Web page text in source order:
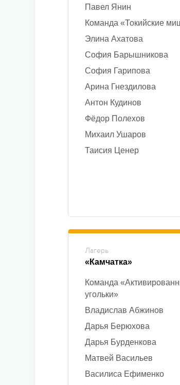
Павел Янин
Команда «Токийские
Элина Ахатова
София Барышникова
София Гарипова
Арина Гнездилова
Антон Кудинов
Фёдор Полехов
Михаил Ушаров
Таисия Ценер
Лагерь
«Камчатка»
Команда
угольки»
Владислав Абжинов
Дарья Берюхова
Дарья Бурденкова
Матвей Васильев
Василиса Ефименко